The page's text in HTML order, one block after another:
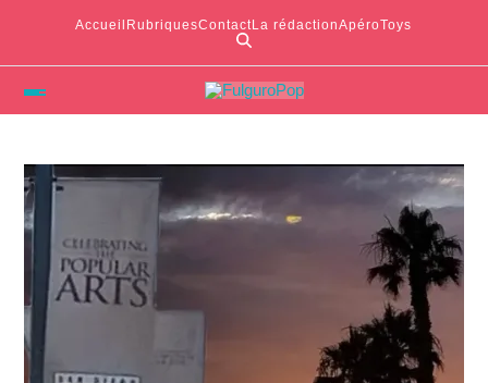
Accueil RubriquesContactLa rédactionApéroToys